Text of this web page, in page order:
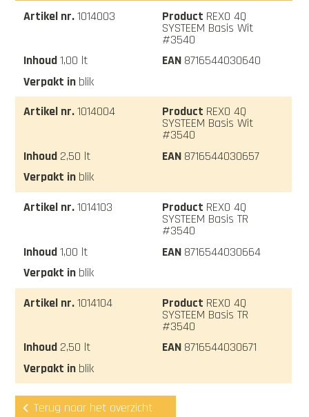
1014003 REXO 4Q
SYSTEEM Basis Wit
#3540
1,00 lt
8716544030640
blik
1014004
REXO 4Q
SYSTEEM Basis Wit
#3540
2,50 lt
8716544030657
blik
1014103
REXO 4Q
SYSTEEM Basis TR
#3540
1,00 lt
8716544030664
blik
1014104
REXO 4Q
SYSTEEM Basis TR
#3540
2,50 lt
8716544030671
blik
Terug naar het overzicht